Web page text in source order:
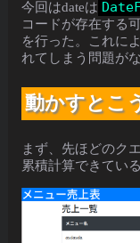
今回はdateは
コードが存在する
を行った。これに
れてしまう問題が
動かすとこ
まず、先ほどのク
累積計算できている